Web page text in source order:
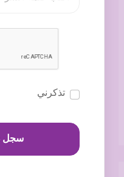
تذكرني
سجل دخولك